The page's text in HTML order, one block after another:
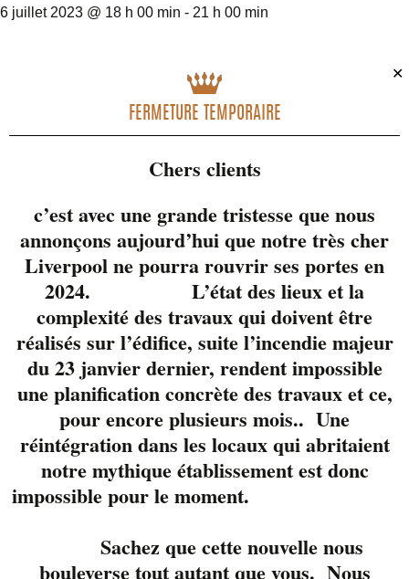
6 juillet 2023 @ 18 h 00 min - 21 h 00 min
Ils font partie des
groupes chouchou de
la boite. La belle
Valérie Lussier
accompagnée de ses
✕
FERMETURE TEMPORAIRE
Chers clients
c’est avec une grande tristesse que nous
annonçons aujourd’hui que notre très cher
Liverpool ne pourra rouvrir ses portes en
2024. L’état des lieux et la
complexité des travaux qui doivent être
réalisés sur l’édifice, suite l’incendie majeur
du 23 janvier dernier, rendent impossible
une planification concrète des travaux et ce,
pour encore plusieurs mois.. Une
réintégration dans les locaux qui abritaient
notre mythique établissement est donc
impossible pour le moment.
Sachez que cette nouvelle nous
bouleverse tout autant que vous. Nous